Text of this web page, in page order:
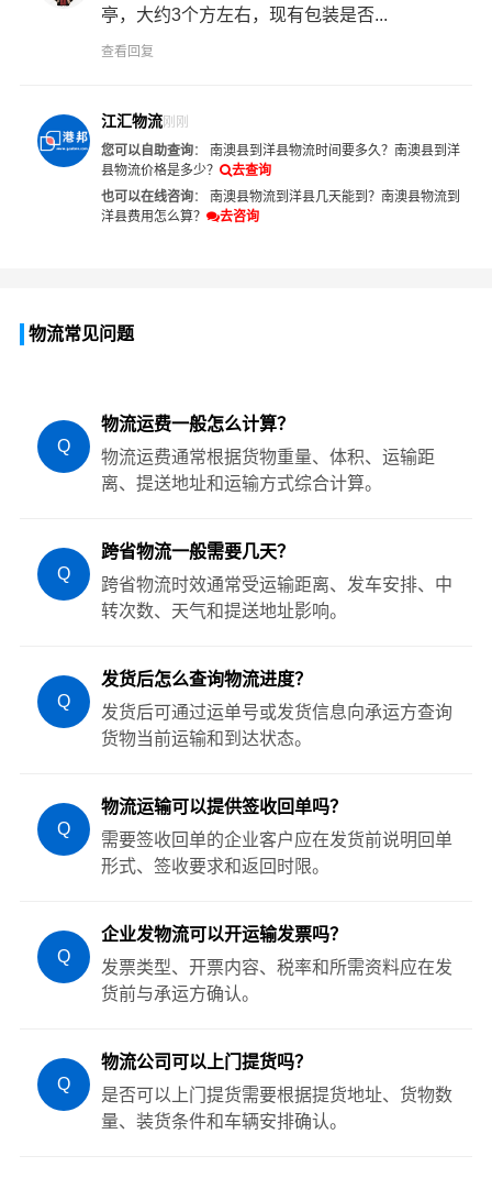
亭，大约3个方左右，现有包装是否...
查看回复
江汇物流刚刚
您可以自助查询： 南澳县到洋县物流时间要多久？ 南澳县到洋
县物流价格是多少？
去查询
也可以在线咨询： 南澳县物流到洋县几天能到？ 南澳县物流到
洋县费用怎么算？
去咨询
物流常见问题
Q
物流运费一般怎么计算？
物流运费通常根据货物重量、体积、运输距
离、提送地址和运输方式综合计算。
Q
跨省物流一般需要几天？
跨省物流时效通常受运输距离、发车安排、中
转次数、天气和提送地址影响。
Q
发货后怎么查询物流进度？
发货后可通过运单号或发货信息向承运方查询
货物当前运输和到达状态。
Q
物流运输可以提供签收回单吗？
需要签收回单的企业客户应在发货前说明回单
形式、签收要求和返回时限。
Q
企业发物流可以开运输发票吗？
发票类型、开票内容、税率和所需资料应在发
货前与承运方确认。
Q
物流公司可以上门提货吗？
是否可以上门提货需要根据提货地址、货物数
量、装货条件和车辆安排确认。